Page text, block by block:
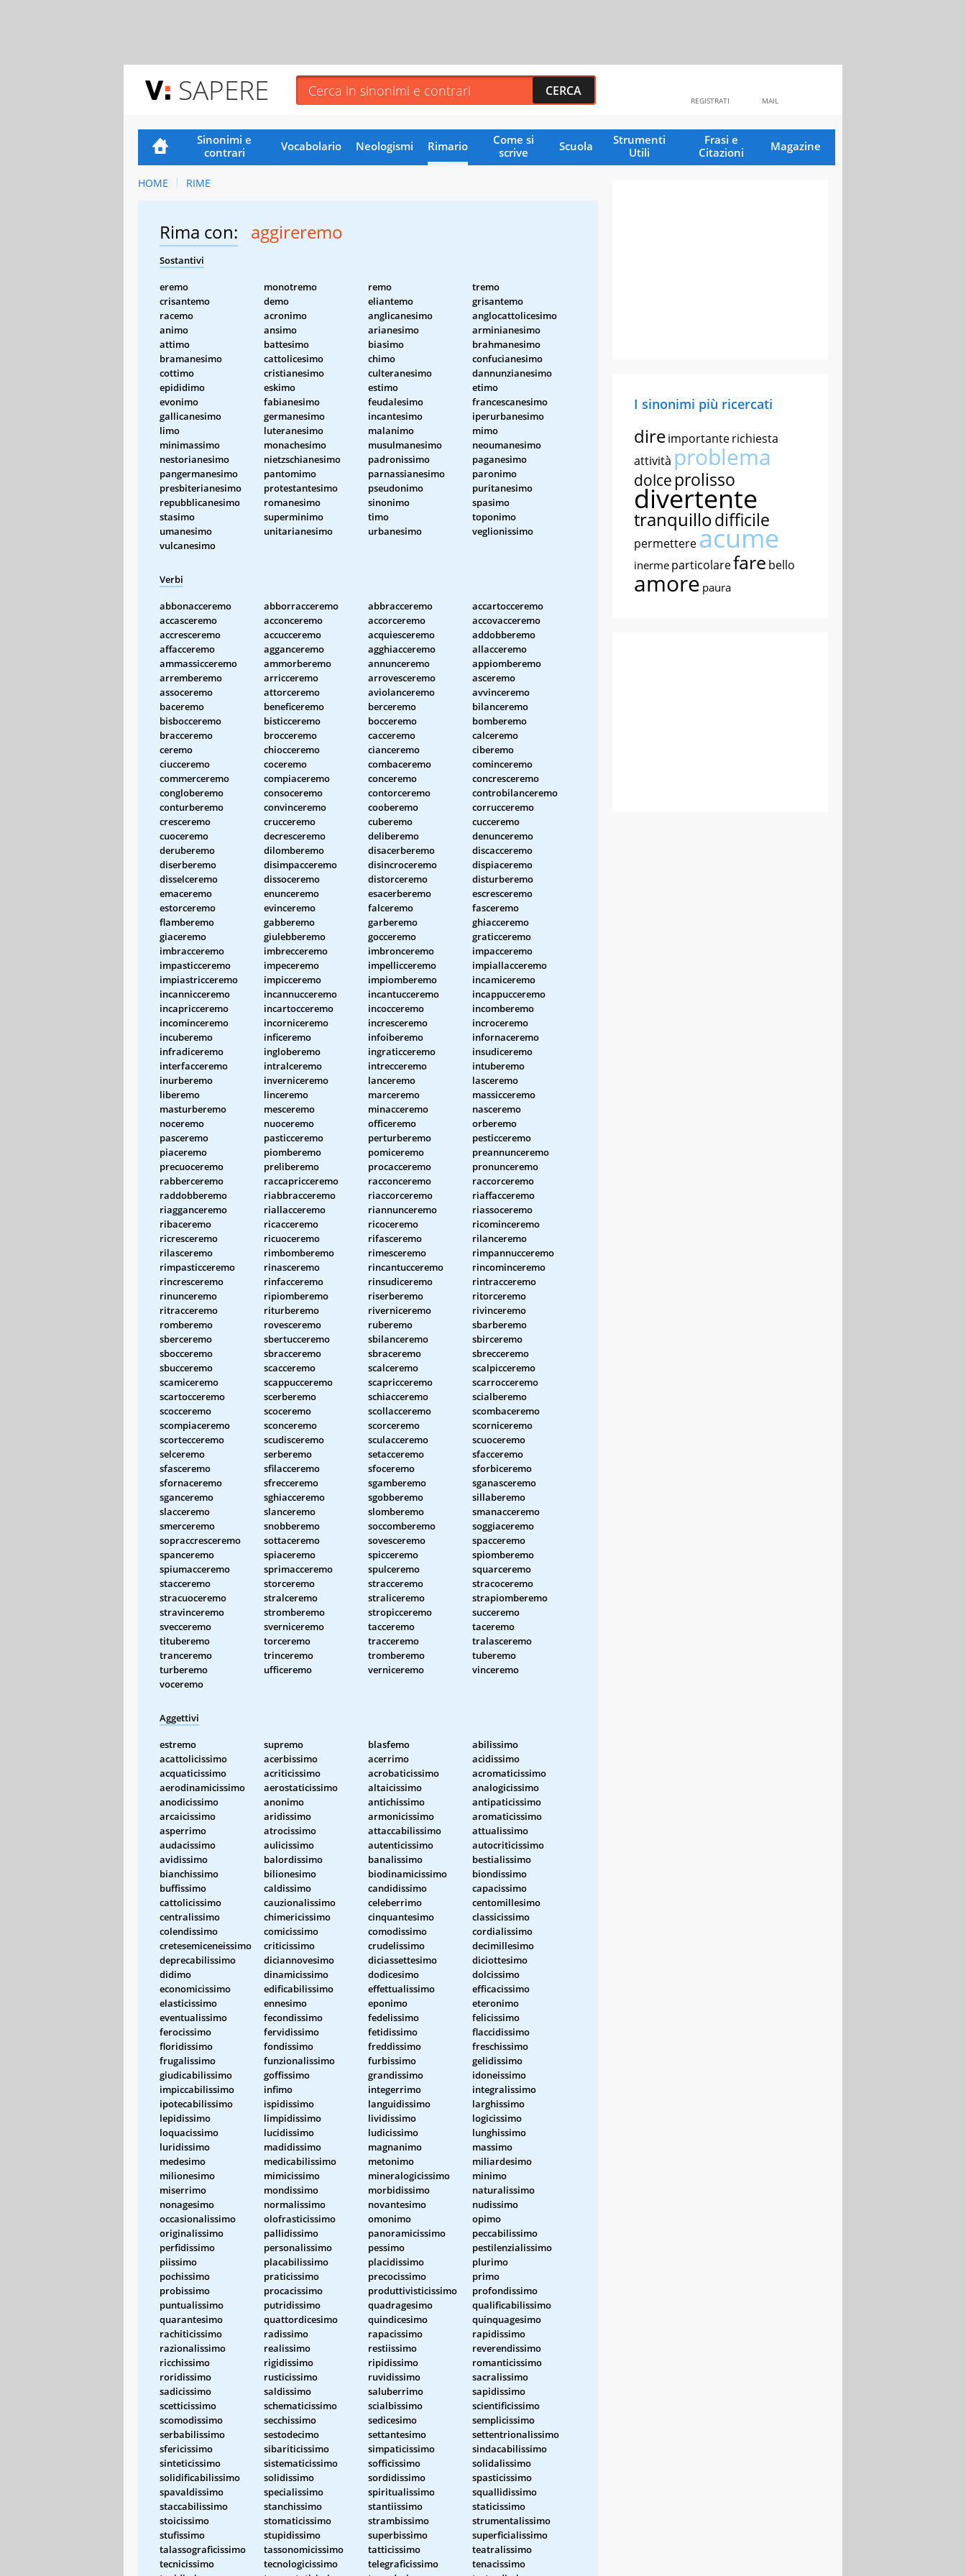
SAPERE MAIL
REGISTRATI
Sinonimi e
contrari
Vocabolario Neologismi Rimario
Come si
scrive
Scuola
Strumenti
Utili
Frasi e
Citazioni
Magazine
HOME RIME
Rima con: aggireremo
Sostantivi
eremo monotremo remo
tremo
crisantemo
demo eliantemo
grisantemo
racemo
acronimo anglicanesimo
anglocattolicesimo
animo
ansimo arianesimo
arminianesimo
attimo
battesimo biasimo
brahmanesimo
bramanesimo
cattolicesimo chimo
confucianesimo
cottimo
cristianesimo culteranesimo
dannunzianesimo
epididimo
eskimo estimo
etimo
evonimo
fabianesimo feudalesimo
francescanesimo
gallicanesimo
germanesimo incantesimo
iperurbanesimo
limo
luteranesimo malanimo
mimo
minimassimo
monachesimo musulmanesimo
neoumanesimo
nestorianesimo
nietzschianesimo padronissimo
paganesimo
pangermanesimo
pantomimo parnassianesimo
paronimo
presbiterianesimo
protestantesimo pseudonimo
puritanesimo
repubblicanesimo
romanesimo sinonimo
spasimo
stasimo
superminimo timo
toponimo
umanesimo
unitarianesimo urbanesimo
veglionissimo
vulcanesimo
Verbi
abbonacceremo abborracceremo abbracceremo
accartocceremo
accasceremo
acconceremo accorceremo
accovacceremo
accresceremo
accucceremo acquiesceremo
addobberemo
affacceremo
agganceremo agghiacceremo
allacceremo
ammassicceremo
ammorberemo annunceremo
appiomberemo
arremberemo
arricceremo arrovesceremo
asceremo
assoceremo
attorceremo aviolanceremo
avvinceremo
baceremo
beneficeremo berceremo
bilanceremo
bisbocceremo
bisticceremo bocceremo
bomberemo
bracceremo
brocceremo cacceremo
calceremo
ceremo
chiocceremo cianceremo
ciberemo
ciucceremo
coceremo combaceremo
cominceremo
commerceremo
compiaceremo conceremo
concresceremo
congloberemo
consoceremo contorceremo
controbilanceremo
conturberemo
convinceremo cooberemo
corrucceremo
cresceremo
crucceremo cuberemo
cucceremo
cuoceremo
decresceremo deliberemo
denunceremo
deruberemo
dilomberemo disacerberemo
discacceremo
diserberemo
disimpacceremo disincroceremo
dispiaceremo
disselceremo
dissoceremo distorceremo
disturberemo
emaceremo
enunceremo esacerberemo
escresceremo
estorceremo
evinceremo falceremo
fasceremo
flamberemo
gabberemo garberemo
ghiacceremo
giaceremo
giulebberemo gocceremo
graticceremo
imbracceremo
imbrecceremo imbronceremo
impacceremo
impasticceremo
impeceremo impellicceremo
impiallacceremo
impiastricceremo
impicceremo impiomberemo
incamiceremo
incannicceremo
incannucceremo incantucceremo
incappucceremo
incapricceremo
incartocceremo incocceremo
incomberemo
incominceremo
incorniceremo incresceremo
incroceremo
incuberemo
inficeremo infoiberemo
infornaceremo
infradiceremo
ingloberemo ingraticceremo
insudiceremo
interfacceremo
intralceremo intrecceremo
intuberemo
inurberemo
inverniceremo lanceremo
lasceremo
liberemo
linceremo marceremo
massicceremo
masturberemo
mesceremo minacceremo
nasceremo
noceremo
nuoceremo officeremo
orberemo
pasceremo
pasticceremo perturberemo
pesticceremo
piaceremo
piomberemo pomiceremo
preannunceremo
precuoceremo
preliberemo procacceremo
pronunceremo
rabberceremo
raccapricceremo racconceremo
raccorceremo
raddobberemo
riabbracceremo riaccorceremo
riaffacceremo
riagganceremo
riallacceremo riannunceremo
riassoceremo
ribaceremo
ricacceremo ricoceremo
ricominceremo
ricresceremo
ricuoceremo rifasceremo
rilanceremo
rilasceremo
rimbomberemo rimesceremo
rimpannucceremo
rimpasticceremo
rinasceremo rincantucceremo
rincominceremo
rincresceremo
rinfacceremo rinsudiceremo
rintracceremo
rinunceremo
ripiomberemo riserberemo
ritorceremo
ritracceremo
riturberemo riverniceremo
rivinceremo
romberemo
rovesceremo ruberemo
sbarberemo
sberceremo
sbertucceremo sbilanceremo
sbirceremo
sbocceremo
sbracceremo sbraceremo
sbrecceremo
sbucceremo
scacceremo scalceremo
scalpicceremo
scamiceremo
scappucceremo scapricceremo
scarrocceremo
scartocceremo
scerberemo schiacceremo
scialberemo
scocceremo
scoceremo scollacceremo
scombaceremo
scompiaceremo
sconceremo scorceremo
scorniceremo
scortecceremo
scudisceremo sculacceremo
scuoceremo
selceremo
serberemo setacceremo
sfacceremo
sfasceremo
sfilacceremo sfoceremo
sforbiceremo
sfornaceremo
sfrecceremo sgamberemo
sganasceremo
sganceremo
sghiacceremo sgobberemo
sillaberemo
slacceremo
slanceremo slomberemo
smanacceremo
smerceremo
snobberemo soccomberemo
soggiaceremo
sopraccresceremo
sottaceremo sovesceremo
spacceremo
spanceremo
spiaceremo spicceremo
spiomberemo
spiumacceremo
sprimacceremo spulceremo
squarceremo
stacceremo
storceremo stracceremo
stracoceremo
stracuoceremo
stralceremo straliceremo
strapiomberemo
stravinceremo
stromberemo stropicceremo
succeremo
svecceremo
sverniceremo tacceremo
taceremo
tituberemo
torceremo tracceremo
tralasceremo
tranceremo
trinceremo tromberemo
tuberemo
turberemo
ufficeremo verniceremo
vinceremo
voceremo
Aggettivi
estremo supremo blasfemo
abilissimo
acattolicissimo
acerbissimo acerrimo
acidissimo
acquaticissimo
acriticissimo acrobaticissimo
acromaticissimo
aerodinamicissimo
aerostaticissimo altaicissimo
analogicissimo
anodicissimo
anonimo antichissimo
antipaticissimo
arcaicissimo
aridissimo armonicissimo
aromaticissimo
asperrimo
atrocissimo attaccabilissimo
attualissimo
audacissimo
aulicissimo autenticissimo
autocriticissimo
avidissimo
balordissimo banalissimo
bestialissimo
bianchissimo
bilionesimo biodinamicissimo
biondissimo
buffissimo
caldissimo candidissimo
capacissimo
cattolicissimo
cauzionalissimo celeberrimo
centomillesimo
centralissimo
chimericissimo cinquantesimo
classicissimo
colendissimo
comicissimo comodissimo
cordialissimo
cretesemiceneissimo
criticissimo crudelissimo
decimillesimo
deprecabilissimo
diciannovesimo diciassettesimo
diciottesimo
didimo
dinamicissimo dodicesimo
dolcissimo
economicissimo
edificabilissimo effettualissimo
efficacissimo
elasticissimo
ennesimo eponimo
eteronimo
eventualissimo
fecondissimo fedelissimo
felicissimo
ferocissimo
fervidissimo fetidissimo
flaccidissimo
floridissimo
fondissimo freddissimo
freschissimo
frugalissimo
funzionalissimo furbissimo
gelidissimo
giudicabilissimo
goffissimo grandissimo
idoneissimo
impiccabilissimo
infimo integerrimo
integralissimo
ipotecabilissimo
ispidissimo languidissimo
larghissimo
lepidissimo
limpidissimo lividissimo
logicissimo
loquacissimo
lucidissimo ludicissimo
lunghissimo
luridissimo
madidissimo magnanimo
massimo
medesimo
medicabilissimo metonimo
miliardesimo
milionesimo
mimicissimo mineralogicissimo
minimo
miserrimo
mondissimo morbidissimo
naturalissimo
nonagesimo
normalissimo novantesimo
nudissimo
occasionalissimo
olofrasticissimo omonimo
opimo
originalissimo
pallidissimo panoramicissimo
peccabilissimo
perfidissimo
personalissimo pessimo
pestilenzialissimo
piissimo
placabilissimo placidissimo
plurimo
pochissimo
praticissimo precocissimo
primo
probissimo
procacissimo produttivisticissimo
profondissimo
puntualissimo
putridissimo quadragesimo
qualificabilissimo
quarantesimo
quattordicesimo quindicesimo
quinquagesimo
rachiticissimo
radissimo rapacissimo
rapidissimo
razionalissimo
realissimo restiissimo
reverendissimo
ricchissimo
rigidissimo ripidissimo
romanticissimo
roridissimo
rusticissimo ruvidissimo
sacralissimo
sadicissimo
saldissimo saluberrimo
sapidissimo
scetticissimo
schematicissimo scialbissimo
scientificissimo
scomodissimo
secchissimo sedicesimo
semplicissimo
serbabilissimo
sestodecimo settantesimo
settentrionalissimo
sfericissimo
sibariticissimo simpaticissimo
sindacabilissimo
sinteticissimo
sistematicissimo sofficissimo
solidalissimo
solidificabilissimo
solidissimo sordidissimo
spasticissimo
spavaldissimo
specialissimo spiritualissimo
squallidissimo
staccabilissimo
stanchissimo stantiissimo
staticissimo
stoicissimo
stomaticissimo strambissimo
strumentalissimo
stufissimo
stupidissimo superbissimo
superficialissimo
talassograficissimo
tassonomicissimo tatticissimo
teatralissimo
tecnicissimo
tecnologicissimo telegraficissimo
tenacissimo
I sinonimi più ricercati
direimportanterichiesta
attività problema
dolce prolisso
divertente
tranquillodifficile
permettereacume
inerme particolarefare bello
amore paura